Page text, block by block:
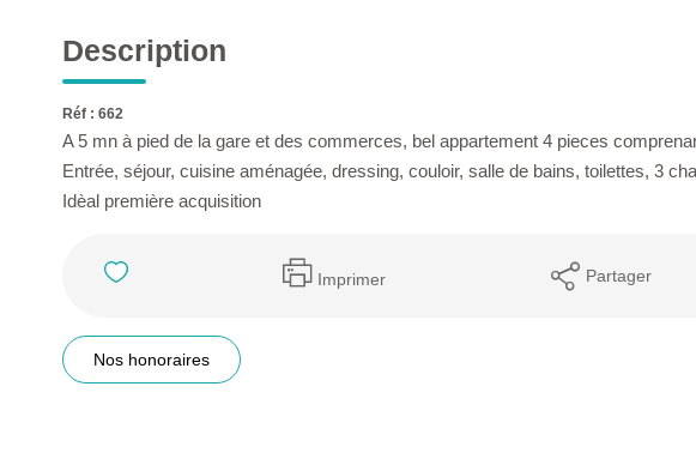
Description
Réf : 662
A 5 mn à pied de la gare et des commerces, bel appartement 4 pieces
Entrée, séjour, cuisine aménagée, dressing, couloir, salle de bains, toilettes, 3
Idèal première acquisition
Imprimer Partager
Nos honoraires